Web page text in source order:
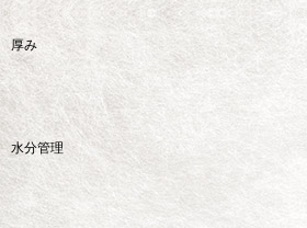
厚み
水分管理